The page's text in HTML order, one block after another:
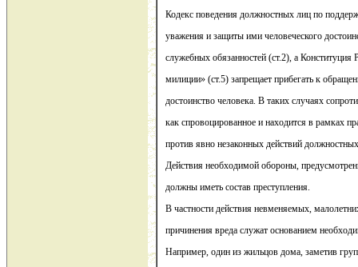
Кодекс поведения должностных лиц по
уважения и защиты ими человеческого
служебных обязанностей (ст.2), а
милиции» (ст.5) запрещает прибегать к
достоинство человека. В таких случаях
как спровоцированное и находится в рамках
против явно незаконных действий
Действия необходимой обороны,
должны иметь состав преступления.
В частности действия невменяемых,
причинения вреда служат основанием
Например, один из жильцов дома, заметив